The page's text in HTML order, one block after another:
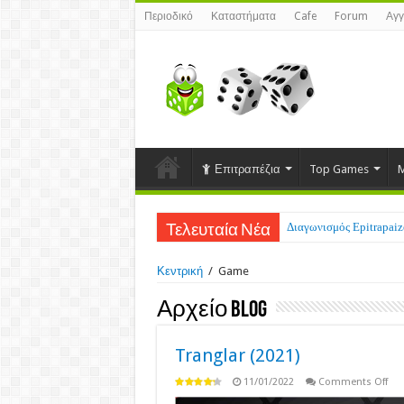
Περιοδικό Καταστήματα Cafe Forum
Επιτραπέζια Top Games
Τελευταία Νέα Διαγωνισμός
Κεντρική / Game
Αρχείο Blog
Tranglar (2021)
11/01/2022 Comments Offon